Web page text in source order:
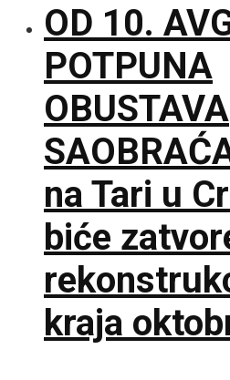
OD 10.
POTPUNA
OBUSTAVA
na Tari u
biće
kraja